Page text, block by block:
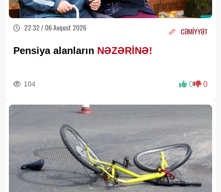
22:32 / 06 Avqust 2026 CƏMİYYƏT
Pensiya alanların NƏZƏRİNƏ!
104 0 0